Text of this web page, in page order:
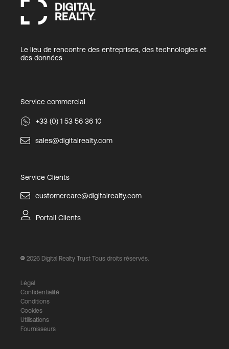
Le lieu de rencontre des entreprises, des technologies et
des données
Service commercial
+33 (0) 1 53 56 36 10
sales@digitalrealty.com
Service Clients
customercare@digitalrealty.com
Portail Clients
2026 Digital Realty Trust Tous droits réservés.
Légal
Confidentialité
Conditions
Cookies
Utilisations
Fournisseurs